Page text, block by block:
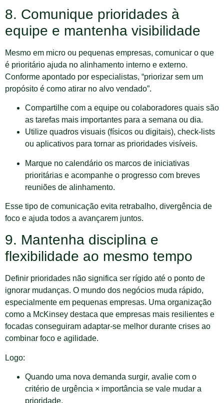
8. Comunique prioridades à
equipe e mantenha visibilidade
Mesmo em micro ou pequenas empresas, comunicar o que
é prioritário ajuda no alinhamento interno e externo.
Conforme apontado por especialistas, “priorizar sem um
propósito é como atirar no alvo vendado”.
Compartilhe com a equipe ou colaboradores quais são
as tarefas mais importantes para a semana ou dia.
Utilize quadros visuais (físicos ou digitais), check-lists
ou aplicativos para tornar as prioridades visíveis.
Marque no calendário os marcos de iniciativas
prioritárias e acompanhe o progresso com breves
reuniões de alinhamento.
Esse tipo de comunicação evita retrabalho, divergência de
foco e ajuda todos a avançarem juntos.
9. Mantenha disciplina e
flexibilidade ao mesmo tempo
Definir prioridades não significa ser rígido até o ponto de
ignorar mudanças. O mundo dos negócios muda rápido,
especialmente em pequenas empresas. Uma organização
como a McKinsey destaca que empresas mais resilientes e
focadas conseguiram adaptar-se melhor durante crises ao
combinar foco e agilidade.
Logo:
Quando uma nova demanda surgir, avalie com o
critério de urgência × importância se vale mudar a
prioridade.